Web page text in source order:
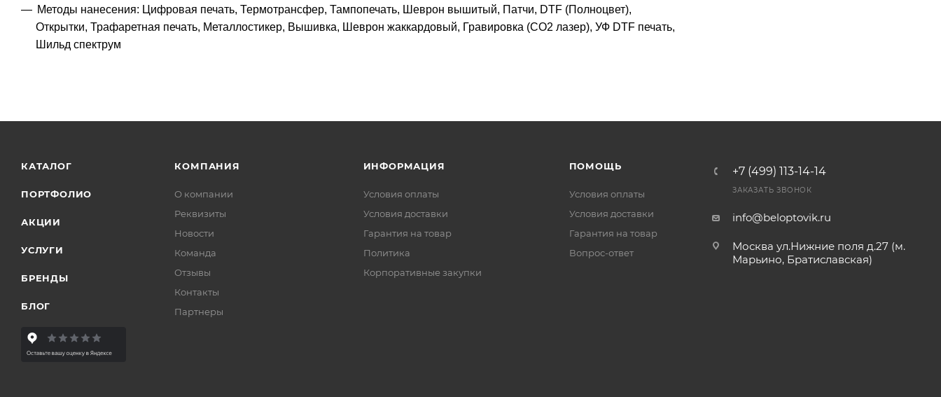
Методы нанесения: Цифровая печать, Термотрансфер, Тампопечать, Шеврон вышитый, Патчи, DTF (Полноцвет),
Открытки, Трафаретная печать, Металлостикер, Вышивка, Шеврон жаккардовый, Гравировка (CO2 лазер), УФ DTF печать,
Шильд спектрум
КАТАЛОГ
ПОРТФОЛИО
АКЦИИ
УСЛУГИ
БРЕНДЫ
БЛОГ
КОМПАНИЯ
О компании
Реквизиты
Новости
Команда
Отзывы
Контакты
Партнеры
ИНФОРМАЦИЯ
Условия оплаты
Условия доставки
Гарантия на товар
Политика
Корпоративные закупки
ПОМОЩЬ
Условия оплаты
Условия доставки
Гарантия на товар
Вопрос-ответ
+7 (499) 113-14-14
ЗАКАЗАТЬ ЗВОНОК
info@beloptovik.ru
Москва ул.Нижние поля д.27 (м.
Марьино, Братиславская)